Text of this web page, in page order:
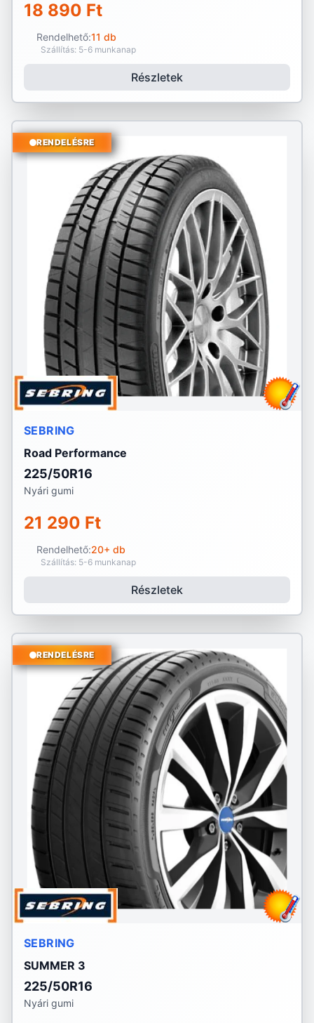
18 890 Ft
Rendelhető:11 db
Szállítás: 5-6 munkanap
Részletek
RENDELÉSRE
SEBRING
Road Performance
225/50R16
Nyári gumi
21 290 Ft
Rendelhető:20+ db
Szállítás: 5-6 munkanap
Részletek
RENDELÉSRE
SEBRING
SUMMER 3
225/50R16
Nyári gumi